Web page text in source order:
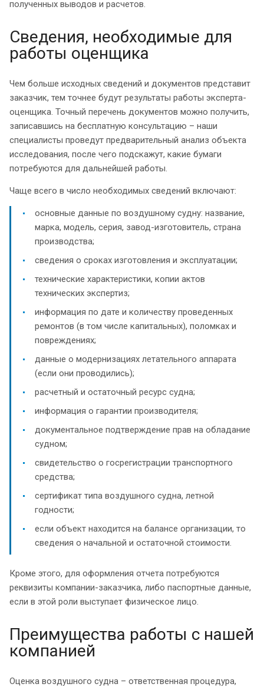
полученных выводов и расчетов.
Сведения, необходимые для
работы оценщика
Чем больше исходных сведений и документов представит
заказчик, тем точнее будут результаты работы эксперта-
оценщика. Точный перечень документов можно получить,
записавшись на бесплатную консультацию – наши
специалисты проведут предварительный анализ объекта
исследования, после чего подскажут, какие бумаги
потребуются для дальнейшей работы.
Чаще всего в число необходимых сведений включают:
основные данные по воздушному судну: название,
марка, модель, серия, завод-изготовитель, страна
производства;
сведения о сроках изготовления и эксплуатации;
технические характеристики, копии актов
технических экспертиз;
информация по дате и количеству проведенных
ремонтов (в том числе капитальных), поломках и
повреждениях;
данные о модернизациях летательного аппарата
(если они проводились);
расчетный и остаточный ресурс судна;
информация о гарантии производителя;
документальное подтверждение прав на обладание
судном;
свидетельство о госрегистрации транспортного
средства;
сертификат типа воздушного судна, летной
годности;
если объект находится на балансе организации, то
сведения о начальной и остаточной стоимости.
Кроме этого, для оформления отчета потребуются
реквизиты компании-заказчика, либо паспортные данные,
если в этой роли выступает физическое лицо.
Преимущества работы с нашей
компанией
Оценка воздушного судна – ответственная процедура,